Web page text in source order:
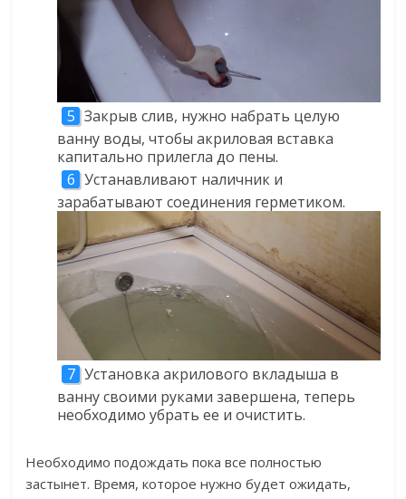
Закрыв слив, нужно набрать целую
ванну воды, чтобы акриловая вставка
капитально прилегла до пены.
Устанавливают наличник и
зарабатывают соединения герметиком.
Установка акрилового вкладыша в
ванну своими руками завершена, теперь
необходимо убрать ее и очистить.
Необходимо подождать пока все полностью
застынет. Время, которое нужно будет ожидать,